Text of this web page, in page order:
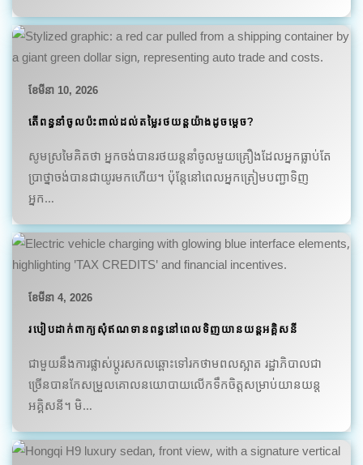
ខែ​មីនា 10, 2026
តើពន្ធនាំចូលប៉ះពាល់ដល់តម្លៃរថយន្តយ៉ាងដូចម្តេច?
សូមស្រមៃគិតថា អ្នកចង់បានរថយន្តនាំចូលមួយគ្រឿងដែលអ្នកធ្លាប់តែ
ប្រាថ្នាចង់បានជាយូរមកហើយ។ ប៉ុន្តែនៅពេលអ្នកត្រៀមបញ្ជាទិញ
អ្នក…
ខែ​មីនា 4, 2026
របៀបដាក់ពាក្យសុំឥណទានពន្ធនៅពេលទិញយានយន្តអគ្គិសនី
ជាមួយនឹងការផ្លាស់ប្តូរសកលឆ្ពោះទៅរកថាមពលស្អាត រដ្ឋាភិបាលជា
ច្រើនបានកែសម្រួលគោលនយោបាយលើកទឹកចិត្តសម្រាប់យានយន្ត
អគ្គិសនី។ មិ…